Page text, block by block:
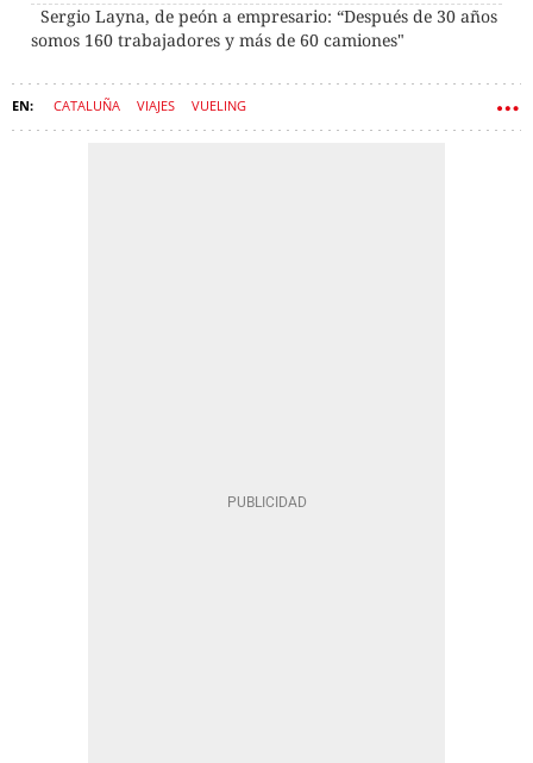
Sergio Layna, de peón a empresario: “Después de 30 años
somos 160 trabajadores y más de 60 camiones"
CATALUÑA VIAJES VUELING